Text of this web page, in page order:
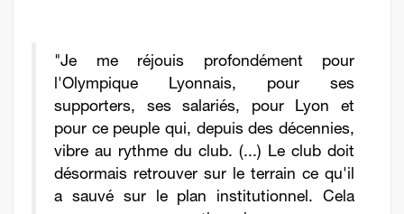
"Je me réjouis profondément pour
l'Olympique Lyonnais, pour ses
supporters, ses salariés, pour Lyon et
pour ce peuple qui, depuis des décennies,
vibre au rythme du club. (...) Le club doit
désormais retrouver sur le terrain ce qu'il
a sauvé sur le plan institutionnel. Cela